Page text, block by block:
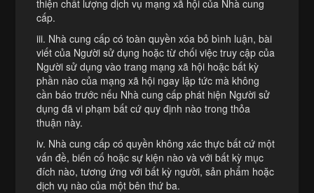
thiện chất lượng dịch vụ mạng xã hội của Nhà cung
cấp.
iii. Nhà cung cấp có toàn quyền xóa bỏ bình luận, bài
viết của Người sử dụng hoặc từ chối việc truy cập của
Người sử dụng vào trang mạng xã hội hoặc bất kỳ
phần nào của mạng xã hội ngay lập tức mà không
cần báo trước nếu Nhà cung cấp phát hiện Người sử
dụng đã vi phạm bất cứ quy định nào trong thỏa
thuận này.
iv. Nhà cung cấp có quyền không xác thực bất cứ một
vấn đề, biến cố hoặc sự kiện nào và với bất kỳ mục
đích nào, tương ứng với bất kỳ người, sản phẩm hoặc
dịch vụ nào của một bên thứ ba.